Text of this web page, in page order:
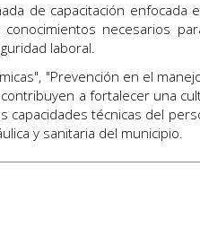
de capacitación enfocada
necesarios
laboral.
"Prevención en el
a fortalecer una
capacidades técnicas del
y sanitaria del municipio.